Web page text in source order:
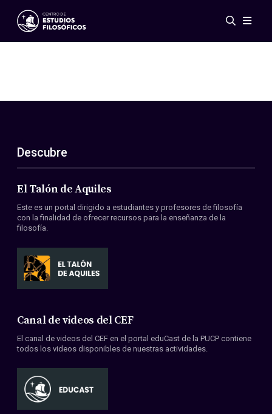
Eventos
ES
EN
Acerca de nosotros
Miembros
Convenios
Descubre
El Talón de Aquiles
Este es un portal dirigido a estudiantes y profesores de filosofía
con la finalidad de ofrecer recursos para la enseñanza de la
filosofía.
Canal de videos del CEF
El canal de videos del CEF en el portal eduCast de la PUCP contiene
todos los videos disponibles de nuestras actividades.